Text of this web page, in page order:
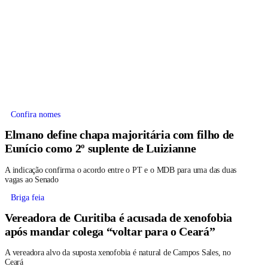
Confira nomes
Elmano define chapa majoritária com filho de
Eunício como 2º suplente de Luizianne
A indicação confirma o acordo entre o PT e o MDB para uma das duas
vagas ao Senado
Briga feia
Vereadora de Curitiba é acusada de xenofobia
após mandar colega “voltar para o Ceará”
A vereadora alvo da suposta xenofobia é natural de Campos Sales, no
Ceará